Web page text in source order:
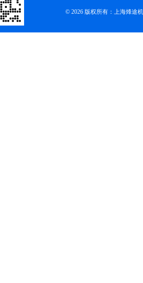
© 2026 版权所有：上海烽途